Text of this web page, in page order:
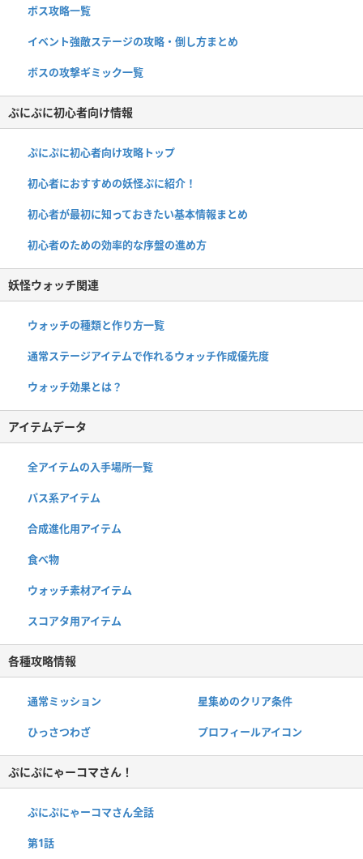
ボス攻略一覧
イベント強敵ステージの攻略・倒し方まとめ
ボスの攻撃ギミック一覧
ぷにぷに初心者向け情報
ぷにぷに初心者向け攻略トップ
初心者におすすめの妖怪ぷに紹介！
初心者が最初に知っておきたい基本情報まとめ
初心者のための効率的な序盤の進め方
妖怪ウォッチ関連
ウォッチの種類と作り方一覧
通常ステージアイテムで作れるウォッチ作成優先度
ウォッチ効果とは？
アイテムデータ
全アイテムの入手場所一覧
パス系アイテム
合成進化用アイテム
食べ物
ウォッチ素材アイテム
スコアタ用アイテム
各種攻略情報
通常ミッション 星集めのクリア条件
ひっさつわざ プロフィールアイコン
ぷにぷにゃーコマさん！
ぷにぷにゃーコマさん全話
第1話